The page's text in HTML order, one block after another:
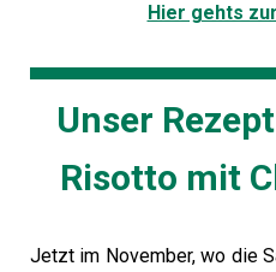
Hier gehts
Unser
Risotto mit
Jetzt im November, wo die